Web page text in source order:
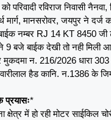
परिवादी रविराज निवासी
मार्ग, मानसरोवर, जयपुर ने दर्ज
नम्बर RJ 14 KT 8450 जी
बजे बाईक देखी तो नही मिली
मुकदमा न. 216/2026 धारा
हैड कानि. न.1386 के
प्रयासः*
क्षेत्र में हो रही मोटर साईकिल